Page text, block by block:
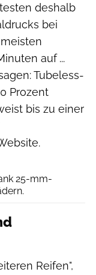
deshalb
bei
auf ...
Tubeless-
Prozent
bis zu einer
25-mm-
Reifen",